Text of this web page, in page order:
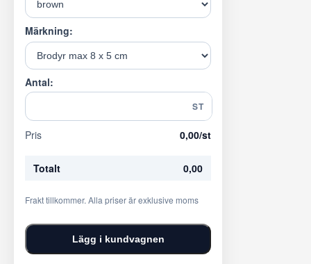
Märkning:
Antal:
ST
Pris 0,00/st
Totalt 0,00
Frakt tillkommer. Alla priser är exklusive moms
Lägg i kundvagnen